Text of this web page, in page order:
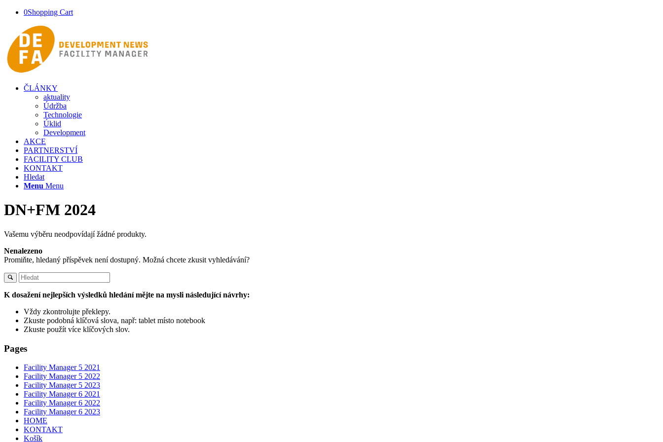
0Shopping Cart
ČLÁNKY
aktuality
Údržba
Technologie
Úklid
Development
AKCE
PARTNERSTVÍ
FACILITY CLUB
KONTAKT
Hledat
Menu Menu
DN+FM 2024
Vašemu výběru neodpovídají žádné produkty.
Nenalezeno
Promiňte, hledaný příspěvek není dostupný. Možná chcete zkusit vyhledávání?
K dosažení nejlepších výsledků hledání mějte na mysli následující návrhy:
Vždy zkontrolujte překlepy.
Zkuste podobná klíčová slova, např: tablet místo notebook
Zkuste použít více klíčových slov.
Pages
Facility Manager 5 2021
Facility Manager 5 2022
Facility Manager 5 2023
Facility Manager 6 2021
Facility Manager 6 2022
Facility Manager 6 2023
HOME
KONTAKT
Košík